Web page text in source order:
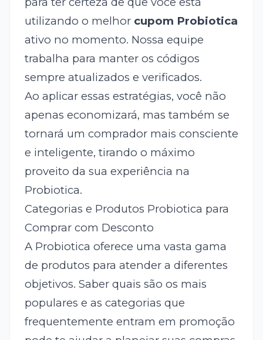
utilizando o melhor cupom Probiotica
ativo no momento. Nossa equipe
trabalha para manter os códigos
sempre atualizados e verificados.
Ao aplicar essas estratégias, você não
apenas economizará, mas também se
tornará um comprador mais consciente
e inteligente, tirando o máximo
proveito da sua experiência na
Probiotica.
Categorias e Produtos Probiotica para
Comprar com Desconto
A Probiotica oferece uma vasta gama
de produtos para atender a diferentes
objetivos. Saber quais são os mais
populares e as categorias que
frequentemente entram em promoção